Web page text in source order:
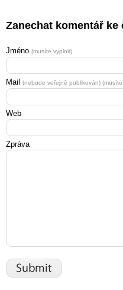
Zanechat komentář ke
Jméno (musíte vyplnit)
Mail (nebude veřejně publikován)
Web
Zpráva